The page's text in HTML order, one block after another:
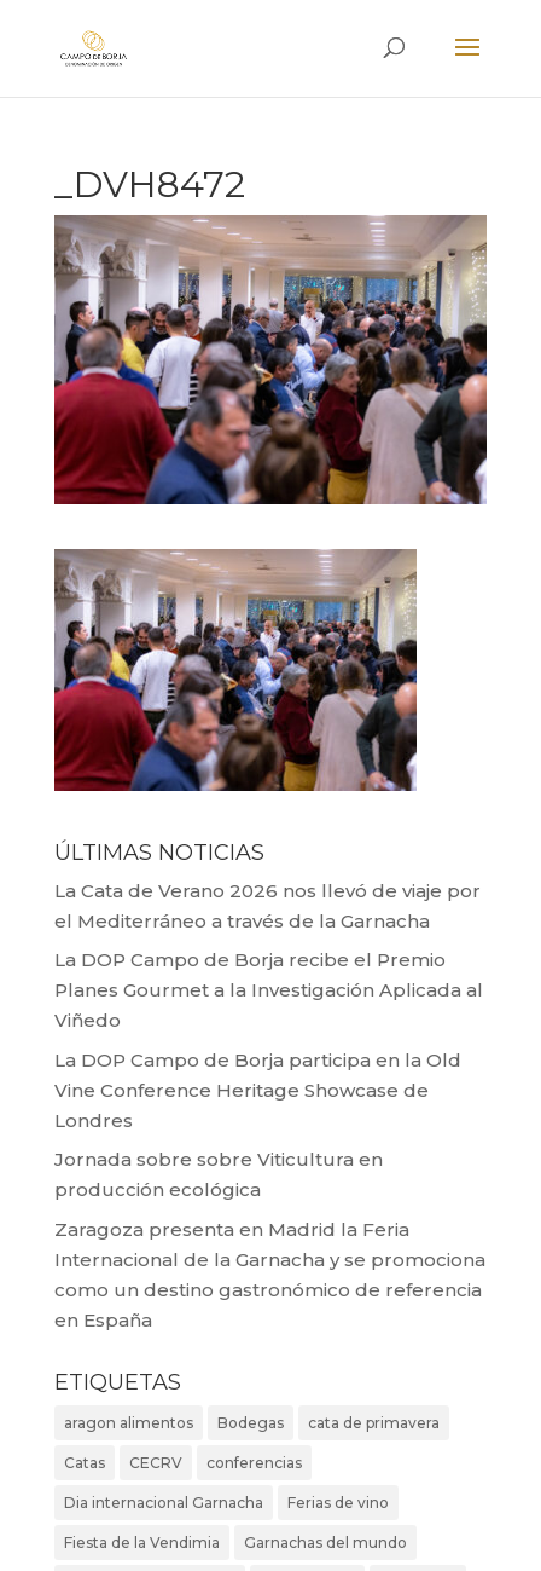
_DVH8472
ÚLTIMAS NOTICIAS
La Cata de Verano 2026 nos llevó de viaje por
el Mediterráneo a través de la Garnacha
La DOP Campo de Borja recibe el Premio
Planes Gourmet a la Investigación Aplicada al
Viñedo
La DOP Campo de Borja participa en la Old
Vine Conference Heritage Showcase de
Londres
Jornada sobre sobre Viticultura en
producción ecológica
Zaragoza presenta en Madrid la Feria
Internacional de la Garnacha y se promociona
como un destino gastronómico de referencia
en España
ETIQUETAS
aragon alimentos Bodegas cata de primavera
Catas CECRV conferencias
Dia internacional Garnacha Ferias de vino
Fiesta de la Vendimia Garnachas del mundo